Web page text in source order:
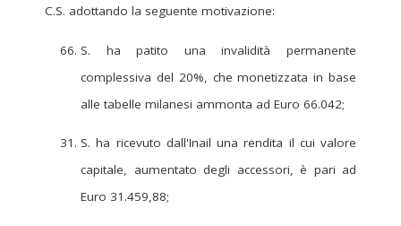
C.S. adottando la seguente motivazione:
S. ha patito una invalidità permanente
complessiva del 20%, che monetizzata in base
alle tabelle milanesi ammonta ad Euro 66.042;
S. ha ricevuto dall'Inail una rendita il cui valore
capitale, aumentato degli accessori, è pari ad
Euro 31.459,88;